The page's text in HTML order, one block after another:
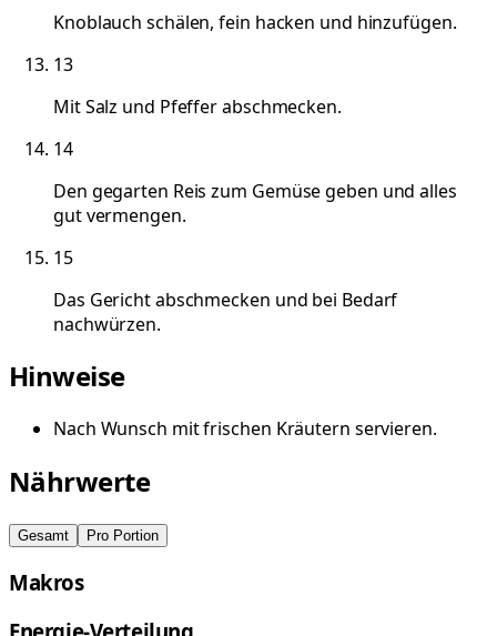
Knoblauch schälen, fein hacken und hinzufügen.
13
Mit Salz und Pfeffer abschmecken.
14
Den gegarten Reis zum Gemüse geben und alles
gut vermengen.
15
Das Gericht abschmecken und bei Bedarf
nachwürzen.
Hinweise
Nach Wunsch mit frischen Kräutern servieren.
Nährwerte
Gesamt Pro Portion
Makros